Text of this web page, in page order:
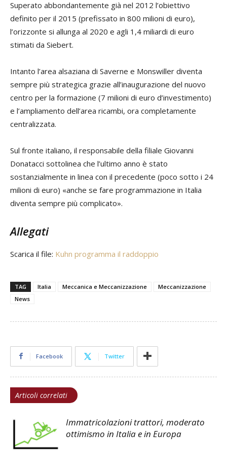
Superato abbondantemente già nel 2012 l’obiettivo
definito per il 2015 (prefissato in 800 milioni di euro),
l’orizzonte si allunga al 2020 e agli 1,4 miliardi di euro
stimati da Siebert.
Intanto l’area alsaziana di Saverne e Monswiller diventa
sempre più strategica grazie all’inaugurazione del nuovo
centro per la formazione (7 milioni di euro d’investimento)
e l’ampliamento dell’area ricambi, ora completamente
centralizzata.
Sul fronte italiano, il responsabile della filiale Giovanni
Donatacci sottolinea che l’ultimo anno è stato
sostanzialmente in linea con il precedente (poco sotto i 24
milioni di euro) «anche se fare programmazione in Italia
diventa sempre più complicato».
Allegati
Scarica il file: Kuhn programma il raddoppio
TAG Italia Meccanica e Meccanizzazione
Meccanizzazione
News
Facebook Twitter
Articoli correlati
Immatricolazioni trattori, moderato
ottimismo in Italia e in Europa